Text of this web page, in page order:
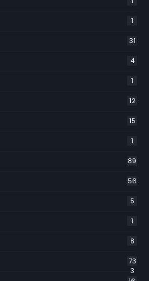
1
31
4
1
12
15
1
89
56
5
1
8
73
3